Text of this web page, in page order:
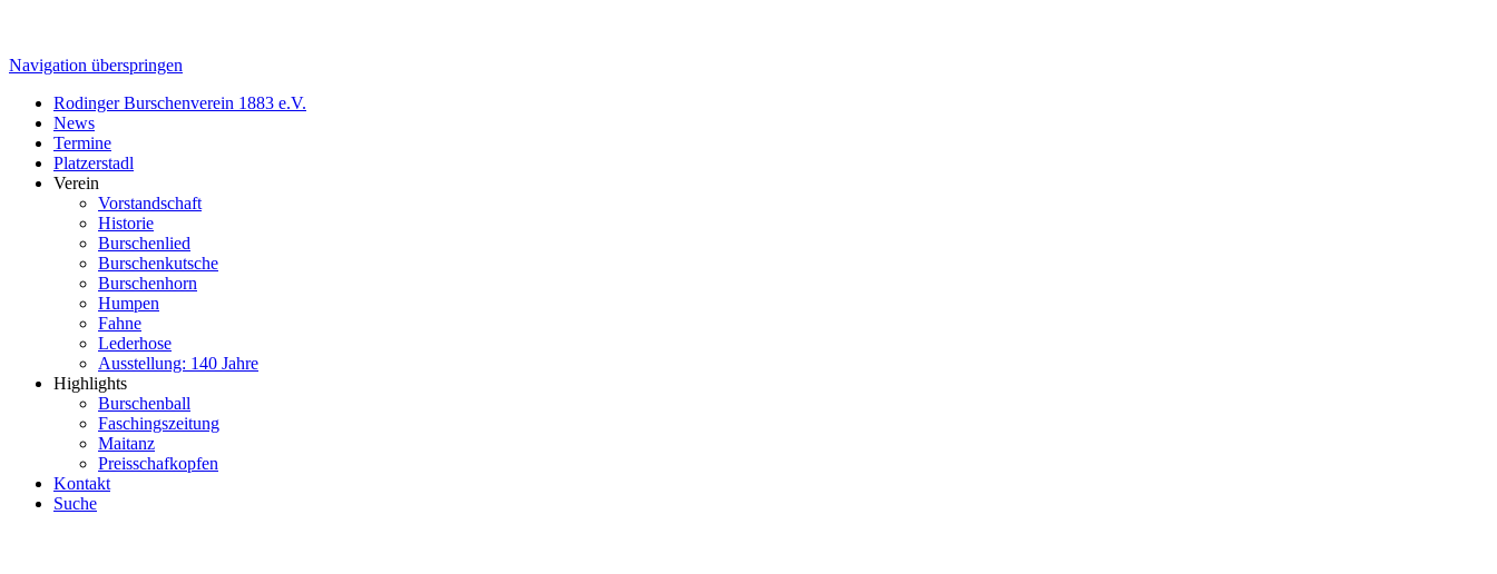
Navigation überspringen
Rodinger Burschenverein 1883 e.V.
News
Termine
Platzerstadl
Verein
Vorstandschaft
Historie
Burschenlied
Burschenkutsche
Burschenhorn
Humpen
Fahne
Lederhose
Ausstellung: 140 Jahre
Highlights
Burschenball
Faschingszeitung
Maitanz
Preisschafkopfen
Kontakt
Suche